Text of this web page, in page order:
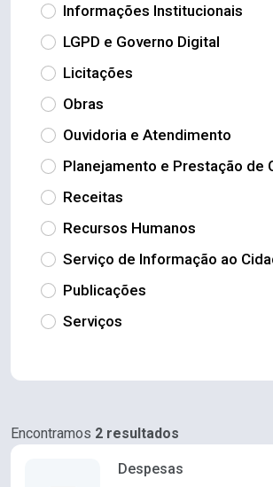
Informações Institucionais
LGPD e Governo Digital
Licitações
Obras
Ouvidoria e Atendimento
Planejamento e Prestação de
Receitas
Recursos Humanos
Serviço de Informação ao
Publicações
Serviços
Encontramos 2 resultados
Despesas